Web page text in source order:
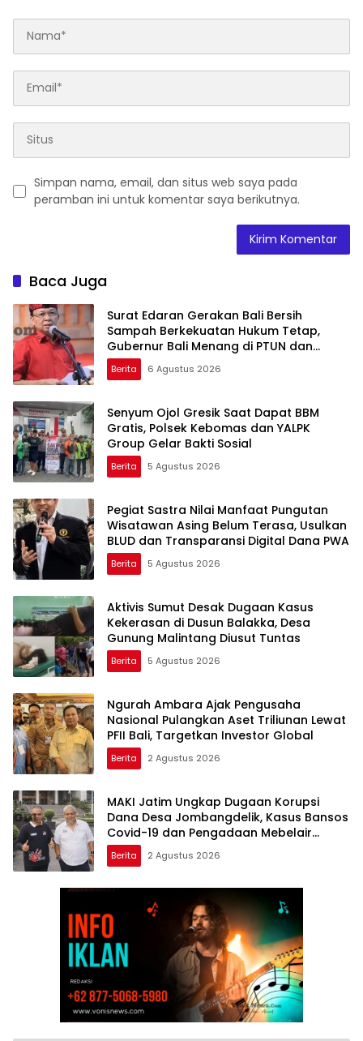
Simpan nama, email, dan situs web saya pada
peramban ini untuk komentar saya berikutnya.
Baca Juga
Surat Edaran Gerakan Bali Bersih
Sampah Berkekuatan Hukum Tetap,
Gubernur Bali Menang di PTUN dan
Banding
Berita 6 Agustus 2026
Senyum Ojol Gresik Saat Dapat BBM
Gratis, Polsek Kebomas dan YALPK
Group Gelar Bakti Sosial
Berita 5 Agustus 2026
Pegiat Sastra Nilai Manfaat Pungutan
Wisatawan Asing Belum Terasa, Usulkan
BLUD dan Transparansi Digital Dana PWA
Berita 5 Agustus 2026
Aktivis Sumut Desak Dugaan Kasus
Kekerasan di Dusun Balakka, Desa
Gunung Malintang Diusut Tuntas
Berita 5 Agustus 2026
Ngurah Ambara Ajak Pengusaha
Nasional Pulangkan Aset Triliunan Lewat
PFII Bali, Targetkan Investor Global
Berita 2 Agustus 2026
MAKI Jatim Ungkap Dugaan Korupsi
Dana Desa Jombangdelik, Kasus Bansos
Covid-19 dan Pengadaan Mebelair
Segera Dilaporkan ke Kejati Jatim
Berita 2 Agustus 2026